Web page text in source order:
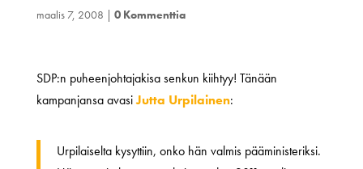
maalis 7, 2008 | 0 Kommenttia
SDP:n puheenjohtajakisa senkun kiihtyy! Tänään
kampanjansa avasiJutta Urpilainen:
Urpilaiselta kysyttiin, onko hän valmis pääministeriksi.